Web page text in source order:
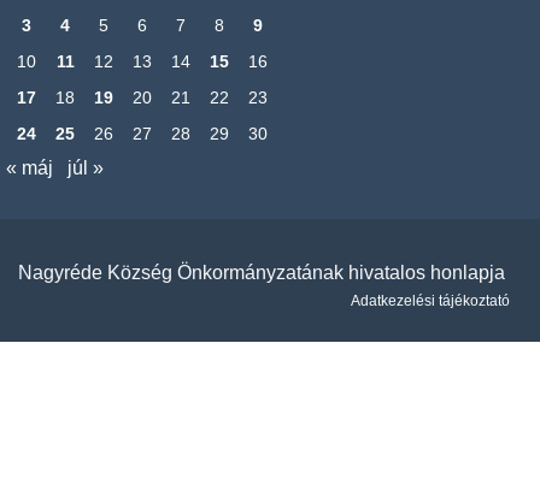
3
4 5 6 7 8
9
10
11 12 13 14 15
16
17
18 19 20 21 22
23
24
25 26 27 28 29 30
« máj júl »
Nagyréde Község Önkormányzatának hivatalos honlapja
Adatkezelési tájékoztató